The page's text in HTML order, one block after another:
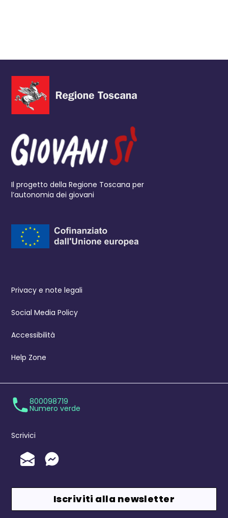
Il progetto della Regione Toscana per
l’autonomia dei giovani
Privacy e note legali
Social Media Policy
Accessibilità
Help Zone
800098719
Numero verde
Scrivici
Invia un'Email
Messenger
Iscriviti alla newsletter